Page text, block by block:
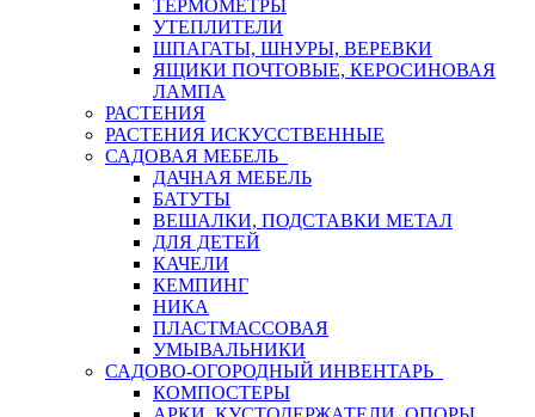
ТЕРМОМЕТРЫ
УТЕПЛИТЕЛИ
ШПАГАТЫ, ШНУРЫ, ВЕРЕВКИ
ЯЩИКИ ПОЧТОВЫЕ, КЕРОСИНОВАЯ
ЛАМПА
РАСТЕНИЯ
РАСТЕНИЯ ИСКУССТВЕННЫЕ
САДОВАЯ МЕБЕЛЬ
ДАЧНАЯ МЕБЕЛЬ
БАТУТЫ
ВЕШАЛКИ, ПОДСТАВКИ МЕТАЛ
ДЛЯ ДЕТЕЙ
КАЧЕЛИ
КЕМПИНГ
НИКА
ПЛАСТМАССОВАЯ
УМЫВАЛЬНИКИ
САДОВО-ОГОРОДНЫЙ ИНВЕНТАРЬ
КОМПОСТЕРЫ